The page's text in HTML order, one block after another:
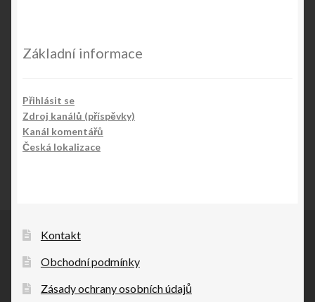
Základní informace
Přihlásit se
Zdroj kanálů (příspěvky)
Kanál komentářů
Česká lokalizace
Kontakt
Obchodní podmínky
Zásady ochrany osobních údajů